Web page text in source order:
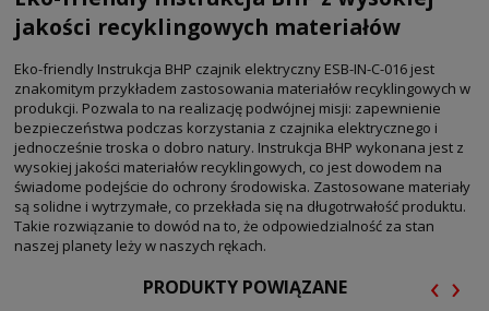
jakości recyklingowych materiałów
Eko-friendly Instrukcja BHP czajnik elektryczny ESB-IN-C-016 jest
znakomitym przykładem zastosowania materiałów recyklingowych w
produkcji. Pozwala to na realizację podwójnej misji: zapewnienie
bezpieczeństwa podczas korzystania z czajnika elektrycznego i
jednocześnie troska o dobro natury. Instrukcja BHP wykonana jest z
wysokiej jakości materiałów recyklingowych, co jest dowodem na
świadome podejście do ochrony środowiska. Zastosowane materiały
są solidne i wytrzymałe, co przekłada się na długotrwałość produktu.
Takie rozwiązanie to dowód na to, że odpowiedzialność za stan
naszej planety leży w naszych rękach.
PRODUKTY POWIĄZANE ‹ ›